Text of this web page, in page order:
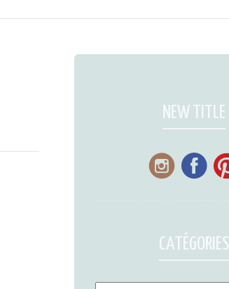
NEW TITLE
CATÉGORIES